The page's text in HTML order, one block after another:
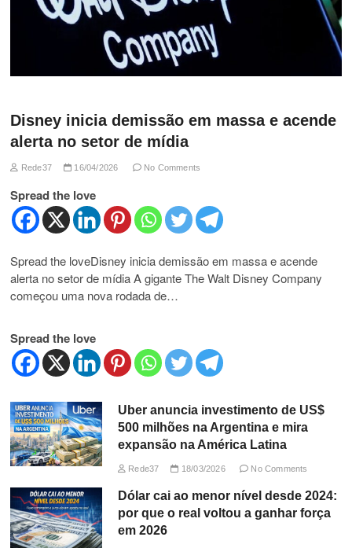
Disney inicia demissão em massa e acende
alerta no setor de mídia
Rede37 16/04/2026 No Comments
Spread the love
Spread the loveDisney inicia demissão em massa e acende
alerta no setor de mídia A gigante The Walt Disney Company
começou uma nova rodada de…
Spread the love
Uber anuncia investimento de US$
500 milhões na Argentina e mira
expansão na América Latina
Rede37 18/03/2026 No Comments
Dólar cai ao menor nível desde 2024:
por que o real voltou a ganhar força
em 2026